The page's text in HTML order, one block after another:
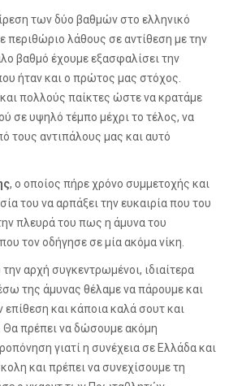
των δύο βαθμών στο ελληνικό
λάθους σε αντίθεση με την
βαθμό έχουμε εξασφαλίσει την
ήταν και ο πρώτος μας στόχος.
πολλούς παίκτες ώστε να κρατάμε
σε υψηλό τέμπο μέχρι το τέλος, να
τους αντιπάλους μας και αυτό
, ο οποίος πήρε χρόνο συμμετοχής και
του να αρπάξει την ευκαιρία που του
πλευρά του πως η άμυνα του
τον οδήγησε σε μία ακόμα νίκη.
αρχή συγκεντρωμένοι, ιδιαίτερα
της άμυνας θέλαμε να πάρουμε και
και κάποια καλά σουτ και
πρέπει να δώσουμε ακόμη
γιατί η συνέχεια σε Ελλάδα και
και πρέπει να συνεχίσουμε τη